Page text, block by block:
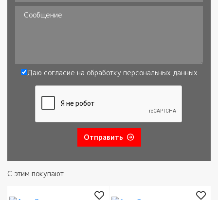
Почта
Сообщение
Даю согласие на обработку персональных данных
Отправить
С этим покупают